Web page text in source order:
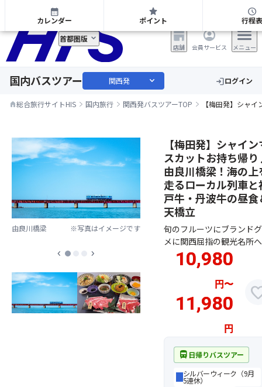
関西発 日帰り・宿泊バスツアー
首都圏版
店舗 会員サービス メニュー
国内バスツアー 関西発 expand_more loginログイン
home総合旅行サイトHIS 国内旅行 関西発バスツアーTOP 【梅田発】シャ
由良川橋梁 ※写真はイメージです
chevron_left chevron_right
【梅田発】シャイン
スカットお持ち帰
由良川橋梁！海の上
走るローカル列車と
戸牛・丹波牛の昼食
天橋立
旬のフルーツにブランド
メに関西屈指の観光名所へ
10,980
円〜
11,980
円
directions_bus 日帰りバスツアー
シルバーウィーク（9月
5連休）
calendar_month
カレンダー
star
ポイント
schedule
行程表